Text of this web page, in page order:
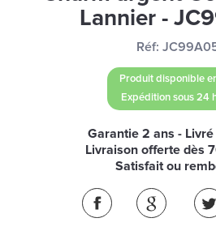
Lannier -
Réf:
Produit disponible
Expédition sous 24
Garantie 2 ans -
Livraison offerte dès
Satisfait ou